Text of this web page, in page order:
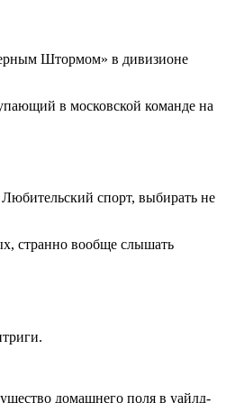
Штормом» в дивизионе
в московской команде на
спорт, выбирать не
странно вообще слышать
домашнего поля в уайлд-